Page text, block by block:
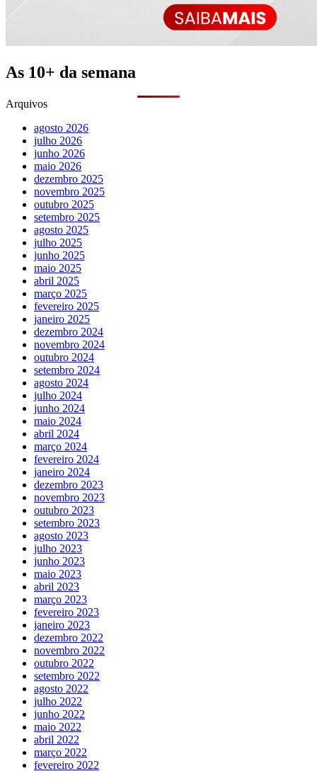
As 10+ da semana
Arquivos
agosto 2026
julho 2026
junho 2026
maio 2026
dezembro 2025
novembro 2025
outubro 2025
setembro 2025
agosto 2025
julho 2025
junho 2025
maio 2025
abril 2025
março 2025
fevereiro 2025
janeiro 2025
dezembro 2024
novembro 2024
outubro 2024
setembro 2024
agosto 2024
julho 2024
junho 2024
maio 2024
abril 2024
março 2024
fevereiro 2024
janeiro 2024
dezembro 2023
novembro 2023
outubro 2023
setembro 2023
agosto 2023
julho 2023
junho 2023
maio 2023
abril 2023
março 2023
fevereiro 2023
janeiro 2023
dezembro 2022
novembro 2022
outubro 2022
setembro 2022
agosto 2022
julho 2022
junho 2022
maio 2022
abril 2022
março 2022
fevereiro 2022